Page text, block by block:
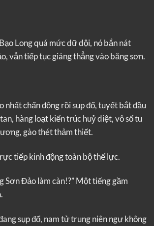
Long quá mức dữ dội, nó bắn nát
vẫn tiếp tục giáng thẳng vào băng sơn.
nhất chấn động rồi sụp đổ, tuyết bắt đầu
hàng loạt kiến trúc huỷ diệt, vô số tu
gào thét thảm thiết.
tiếp kinh động toàn bộ thế lực.
Sơn Đảo làm càn!?” Một tiếng gầm
sụp đổ, nam tử trung niên ngự không